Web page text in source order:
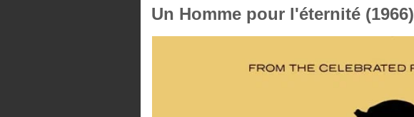
Un Homme pour l'éternité (1966)